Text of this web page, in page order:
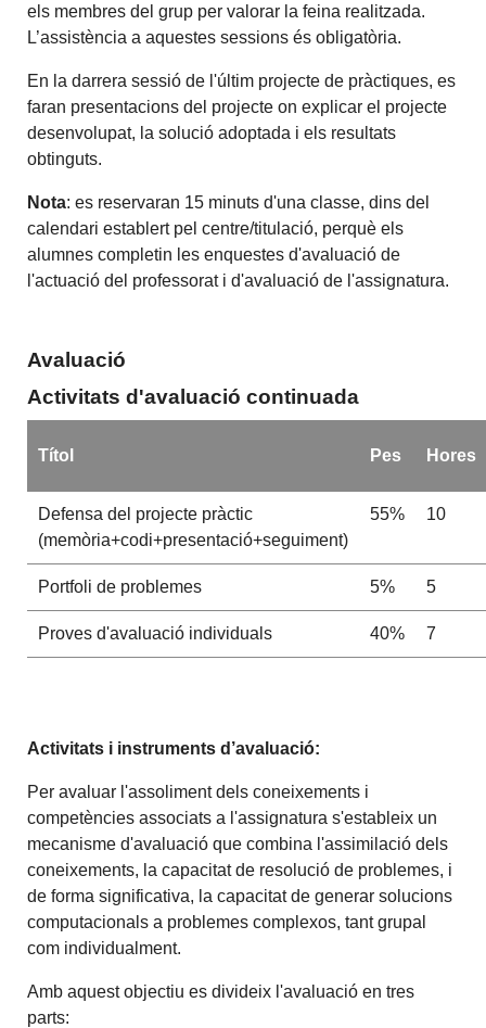
els membres del grup per valorar la feina realitzada.
L’assistència a aquestes sessions és obligatòria.
En la darrera sessió de l'últim projecte de pràctiques, es
faran presentacions del projecte on explicar el projecte
desenvolupat, la solució adoptada i els resultats
obtinguts.
Nota: es reservaran 15 minuts d'una classe, dins del
calendari establert pel centre/titulació, perquè els
alumnes completin les enquestes d'avaluació de
l'actuació del professorat i d'avaluació de l'assignatura.
Avaluació
Activitats d'avaluació continuada
Títol Pes Hores
Defensa del projecte pràctic
(memòria+codi+presentació+seguiment)
55% 10
Portfoli de problemes 5% 5
Proves d'avaluació individuals 40% 7
Activitats i instruments d’avaluació:
Per avaluar l'assoliment dels coneixements i
competències associats a l'assignatura s'estableix un
mecanisme d'avaluació que combina l'assimilació dels
coneixements, la capacitat de resolució de problemes, i
de forma significativa, la capacitat de generar solucions
computacionals a problemes complexos, tant grupal
com individualment.
Amb aquest objectiu es divideix l'avaluació en tres
parts: